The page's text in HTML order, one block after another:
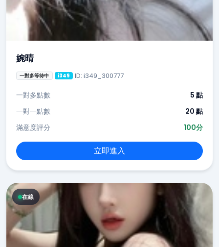
婉晴
一對多等待中 i349 ID: i349_300777
一對多點數
5 點
一對一點數
20 點
滿意度評分
100分
立即進入
在線